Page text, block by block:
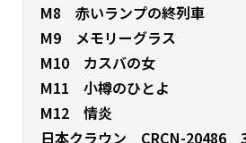
M8 赤いランプの終列車
M9 メモリーグラス
M10 カスバの女
M11 小樽のひとよ
M12 情炎
日本クラウン CRCN-20486